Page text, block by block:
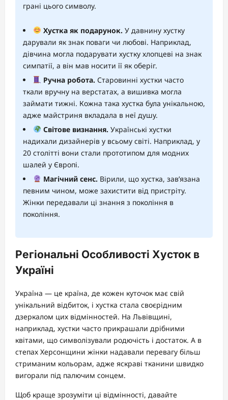
грані цього символу.
Хустка як подарунок. У давнину хустку
дарували як знак поваги чи любові. Наприклад,
дівчина могла подарувати хустку хлопцеві на знак
симпатії, а він мав носити її як оберіг.
Ручна робота. Старовинні хустки часто
ткали вручну на верстатах, а вишивка могла
займати тижні. Кожна така хустка була унікальною,
адже майстриня вкладала в неї душу.
Світове визнання. Українські хустки
надихали дизайнерів у всьому світі. Наприклад, у
20 столітті вони стали прототипом для модних
шалей у Європі.
Магічний сенс. Вірили, що хустка, зав’язана
певним чином, може захистити від пристріту.
Жінки передавали ці знання з покоління в
покоління.
Регіональні Особливості Хусток в
Україні
Україна — це країна, де кожен куточок має свій
унікальний відбиток, і хустка стала своєрідним
дзеркалом цих відмінностей. На Львівщині,
наприклад, хустки часто прикрашали дрібними
квітами, що символізували родючість і достаток. А в
степах Херсонщини жінки надавали перевагу більш
стриманим кольорам, адже яскраві тканини швидко
вигорали під палючим сонцем.
Щоб краще зрозуміти ці відмінності, давайте